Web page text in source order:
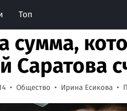
Топ
сумма,
Саратова
Общество Ирина Есикова